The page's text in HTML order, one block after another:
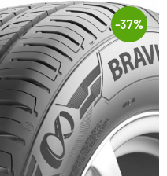
-37%